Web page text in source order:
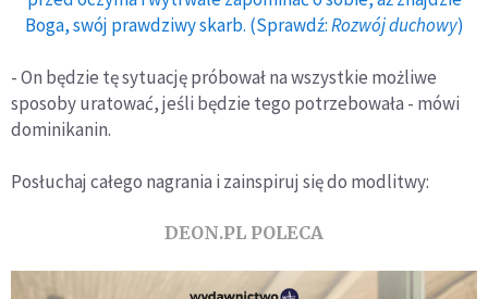
Boga, swój prawdziwy skarb. (Sprawdź:Rozwój duchowy)
- On będzie tę sytuację próbował na wszystkie możliwe
sposoby uratować, jeśli będzie tego potrzebowała - mówi
dominikanin.
Posłuchaj całego nagrania i zainspiruj się do modlitwy:
DEON.PL POLECA